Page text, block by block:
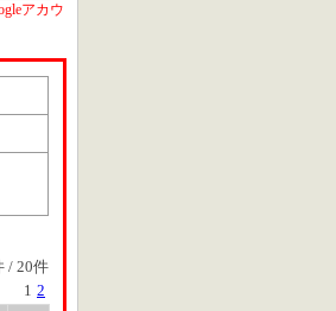
アカウ
/20件
1 2